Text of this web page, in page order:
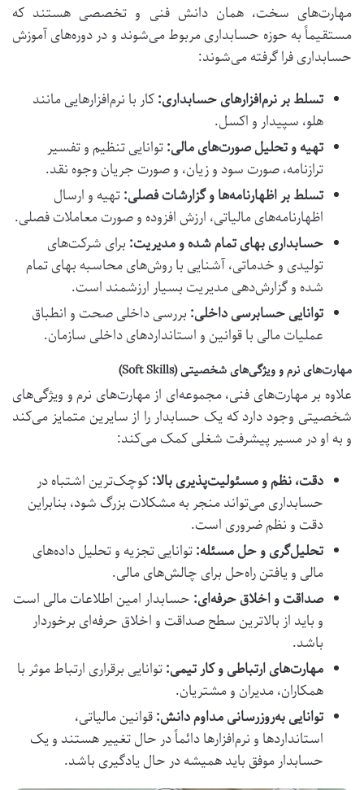
مهارت‌های سخت، همان دانش فنی و تخصصی هستند که
مستقیماً به حوزه حسابداری مربوط می‌شوند و در دوره‌هایآموزش
حسابداریفرا گرفته می‌شوند:
تسلط بر نرم‌افزارهای حسابداری:کار با نرم‌افزارهایی مانند
هلو، سپیدار و اکسل.
تهیه و تحلیل صورت‌های مالی:توانایی تنظیم و تفسیر
ترازنامه، صورت سود و زیان، و صورت جریان وجوه نقد.
تسلط بر اظهارنامه‌ها و گزارشات فصلی:تهیه و ارسال
اظهارنامه‌های مالیاتی، ارزش افزوده و صورت معاملات فصلی.
حسابداری بهای تمام شده و مدیریت: برای شرکت‌های
تولیدی و خدماتی، آشنایی با روش‌های محاسبه بهای تمام
شده و گزارش‌دهی مدیریت بسیار ارزشمند است.
توانایی حسابرسی داخلی: بررسی داخلی صحت و انطباق
عملیات مالی با قوانین و استانداردهای داخلی سازمان.
مهارت‌های نرم و ویژگی‌های شخصیتی (Soft Skills)
علاوه بر مهارت‌های فنی، مجموعه‌ای از مهارت‌های نرم و ویژگی‌های
شخصیتی وجود دارد که یک حسابدار را از سایرین متمایز می‌کند
و به او در مسیر پیشرفت شغلی کمک می‌کند:
دقت، نظم و مسئولیت‌پذیری بالا:کوچک‌ترین اشتباه در
حسابداری می‌تواند منجر به مشکلات بزرگ شود، بنابراین
دقت و نظم ضروری است.
تحلیل‌گری و حل مسئله:توانایی تجزیه و تحلیل داده‌های
مالی و یافتن راه‌حل برای چالش‌های مالی.
صداقت و اخلاق حرفه‌ای: حسابدار امین اطلاعات مالی است
و باید از بالاترین سطح صداقت و اخلاق حرفه‌ای برخوردار
باشد.
مهارت‌های ارتباطی و کار تیمی:توانایی برقراری ارتباط موثر با
همکاران، مدیران و مشتریان.
توانایی به‌روزرسانی مداوم دانش:قوانین مالیاتی،
استانداردها و نرم‌افزارها دائماً در حال تغییر هستند و یک
حسابدار موفق باید همیشه در حال یادگیری باشد.